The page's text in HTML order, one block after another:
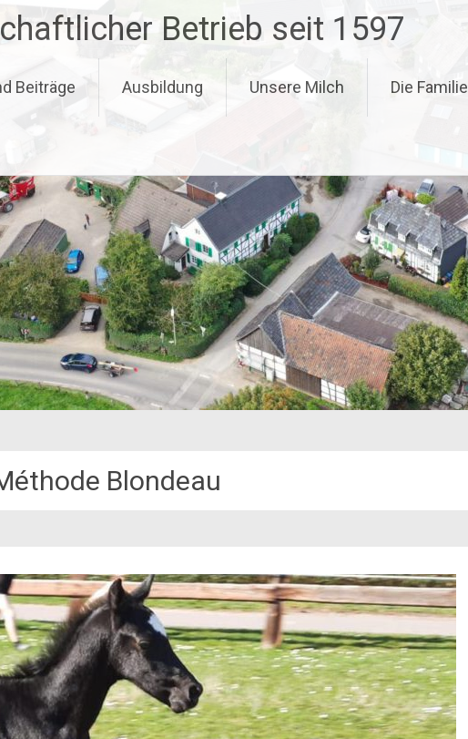
Betrieb seit 1597
Beiträge Ausbildung Unsere Milch Die Familie
Blondeau